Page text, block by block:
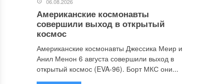
06.08.2026
Американские космонавты
совершили выход в открытый
космос
Американские космонавты Джессика Меир и
Анил Менон 6 августа совершили выход в
открытый космос (EVA-96). Борт МКС они...